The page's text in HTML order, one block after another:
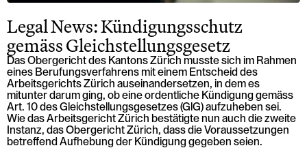
Legal News: Kündigungsschutz
gemäss Gleichstellungsgesetz
Das Obergericht des Kantons Zürich musste sich im Rahmen
eines Berufungsverfahrens mit einem Entscheid des
Arbeitsgerichts Zürich auseinandersetzen, in dem es
mitunter darum ging, ob eine ordentliche Kündigung gemäss
Art. 10 des Gleichstellungsgesetzes (GlG) aufzuheben sei.
Wie das Arbeitsgericht Zürich bestätigte nun auch die zweite
Instanz, das Obergericht Zürich, dass die Voraussetzungen
betreffend Aufhebung der Kündigung gegeben seien.